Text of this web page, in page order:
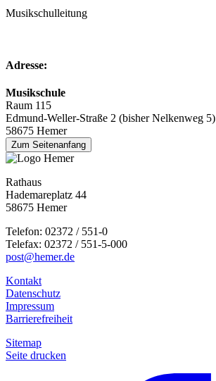
Musikschulleitung
Adresse:
Musikschule
Raum 115
Edmund-Weller-Straße 2 (bisher Nelkenweg 5)
58675 Hemer
Zum Seitenanfang
Rathaus
Hademareplatz 44
58675 Hemer
Telefon: 02372 / 551-0
Telefax: 02372 / 551-5-000
post@hemer.de
Kontakt
Datenschutz
Impressum
Barrierefreiheit
Sitemap
Seite drucken